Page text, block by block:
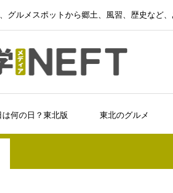
グルメスポットから郷土、風習、歴史など
は何の日？東北版 東北のグルメ